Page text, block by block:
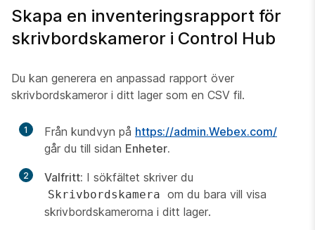
Skapa en inventeringsrapport för
skrivbordskameror i Control Hub
Du kan generera en anpassad rapport över
skrivbordskameror i ditt lager som en CSV fil.
1 Från kundvyn på https://admin.Webex.com/
går du till sidan Enheter.
2 Valfritt: I sökfältet skriver du
Skrivbordskamera om du bara vill visa
skrivbordskamerorna i ditt lager.